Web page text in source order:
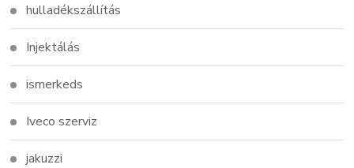
hulladékszállítás
Injektálás
ismerkeds
Iveco szerviz
jakuzzi